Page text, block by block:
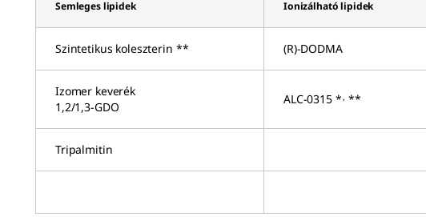
Semleges lipidek Ionizálható lipidek
Szintetikus koleszterin ** (R)-DODMA
Izomer keverék
1,2/1,3-GDO
ALC-0315 *, **
Tripalmitin